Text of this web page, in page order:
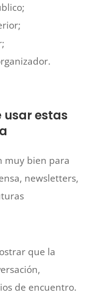
usar estas
muy bien para
newsletters,
que la
de encuentro.